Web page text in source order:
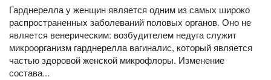
Гарднерелла у женщин является одним из самых широко
распространенных заболеваний половых органов. Оно не
является венерическим: возбудителем недуга служит
микроорганизм гарднерелла вагиналис, который является
частью здоровой женской микрофлоры. Изменение
состава...